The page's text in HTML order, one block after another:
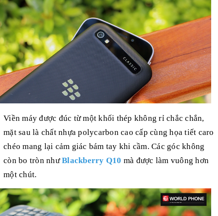
Viền máy được đúc từ một khối thép không rỉ chắc chắn,
mặt sau là chất nhựa polycarbon cao cấp cùng họa tiết caro
chéo mang lại cảm giác bám tay khi cầm. Các góc không
còn bo tròn nhưBlackberry Q10 mà được làm vuông hơn
một chút.